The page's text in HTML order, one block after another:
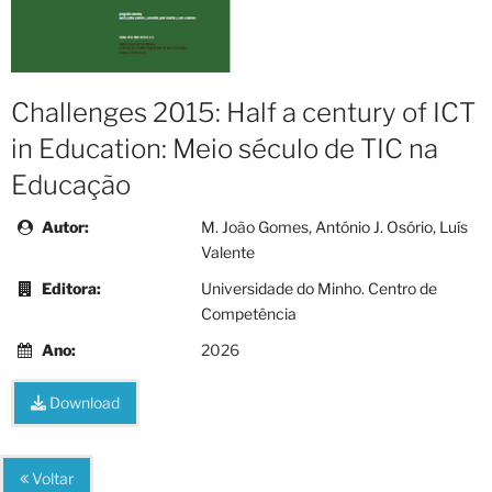
Challenges 2015: Half a century of ICT
in Education: Meio século de TIC na
Educação
Autor:
M. João Gomes, António J. Osório, Luís
Valente
Editora:
Universidade do Minho. Centro de
Competência
Ano:
2026
Download
Voltar